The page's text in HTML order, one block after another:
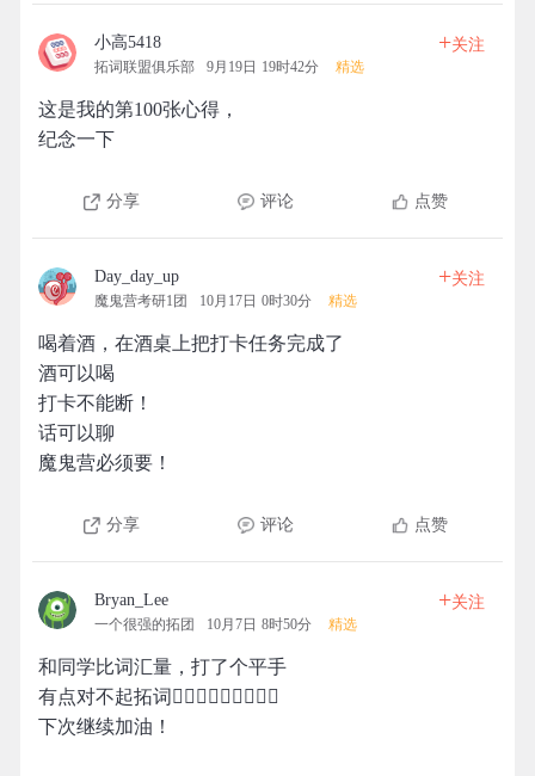
小高5418
拓词联盟俱乐部 9月19日 19时42分 精选
+关注
这是我的第100张心得，
纪念一下
分享 评论 点赞
Day_day_up
魔鬼营考研1团 10月17日 0时30分 精选
+关注
喝着酒，在酒桌上把打卡任务完成了
酒可以喝
打卡不能断！
话可以聊
魔鬼营必须要！
分享 评论 点赞
Bryan_Lee
一个很强的拓团 10月7日 8时50分 精选
+关注
和同学比词汇量，打了个平手
有点对不起拓词🙍🏻‍♂️🙍🏻‍♂️🙍🏻‍♂️
下次继续加油！